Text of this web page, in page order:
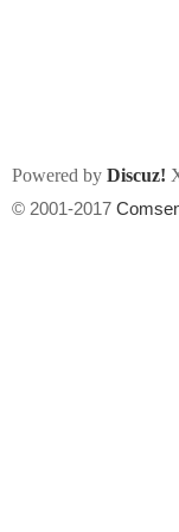
州
Powered by Discuz!
© 2001-2017